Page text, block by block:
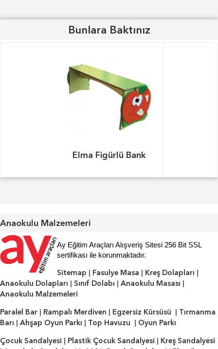
Bunlara Baktınız
Elma Figürlü Bank
Anaokulu Malzemeleri
Ay Eğitim Araçları Alışveriş Sitesi 256 Bit SSL
sertifikası ile korunmaktadır.
Sitemap | Fasulye Masa | Kreş Dolapları |
Anaokulu Dolapları | Sınıf Dolabı | Anaokulu Masası |
Anaokulu Malzemeleri
Paralel Bar | Rampalı Merdiven | Egzersiz Kürsüsü | Tırmanma
Barı | Ahşap Oyun Parkı | Top Havuzu | Oyun Parkı
Çocuk Sandalyesi | Plastik Çocuk Sandalyesi | Kreş Sandalyesi